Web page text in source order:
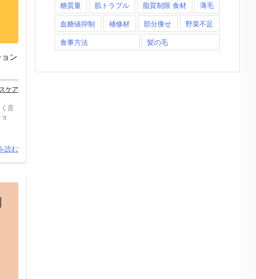
ン
ケア
言
読む
糖質量
肌トラブル 脂質制限 食材
薄毛
血糖値抑制
補修材 部分痩せ
野菜不足
食事方法
髪の毛